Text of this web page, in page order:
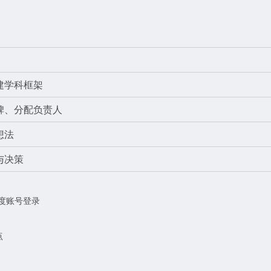
学科框架
分配负责人
法
决策
账号登录